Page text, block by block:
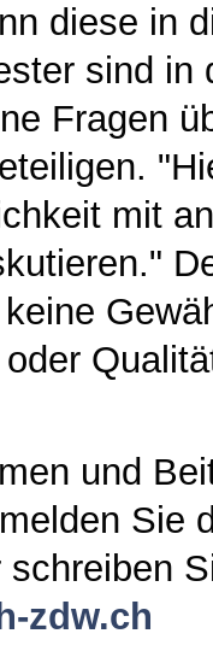
diese in
sind in
Fragen
mit
und
Sie
zdw.ch